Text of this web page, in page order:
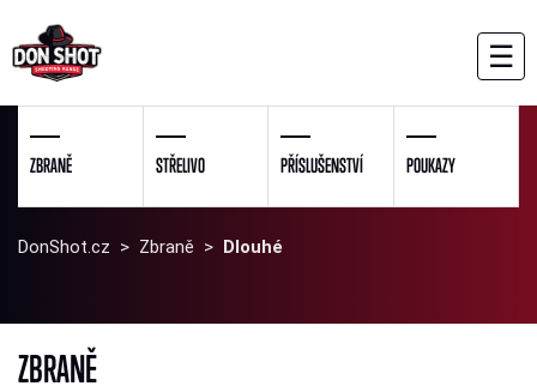
☰
ZBRANĚ STŘELIVO PŘÍSLUŠENSTVÍ POUKAZY
DonShot.cz > Zbraně > Dlouhé
ZBRANĚ